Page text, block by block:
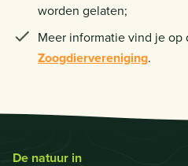
worden gelaten;
Meer informatie vind je op
Zoogdiervereniging.
De natuur in